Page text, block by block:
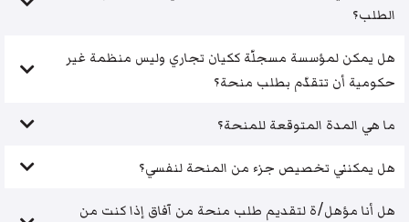
الطلب؟
هل يمكن لمؤسسة مسجلّة ككيان تجاري وليس منظمة غير
حكومية أن تتقدّم بطلب منحة؟
ما هي المدة المتوقعة للمنحة؟
هل يمكنني تخصيص جزء من المنحة لنفسي؟
هل أنا مؤهل/ة لتقديم طلب منحة من آفاق إذا كنت من